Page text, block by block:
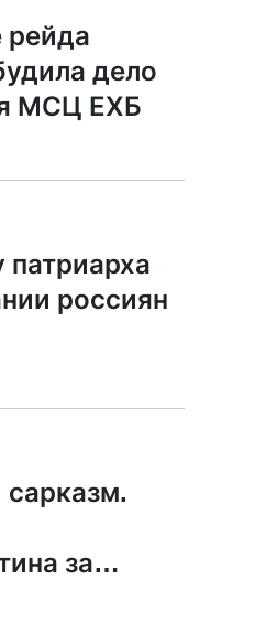
рейда
дело
МСЦ ЕХБ
патриарха
россиян
сарказм.
за
и